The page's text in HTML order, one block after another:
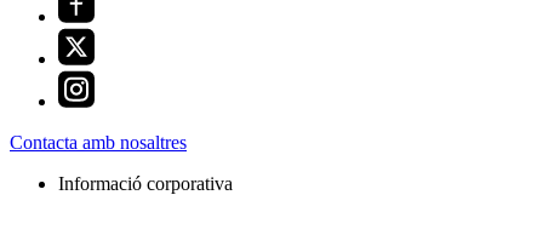
Contacta amb nosaltres
Informació corporativa